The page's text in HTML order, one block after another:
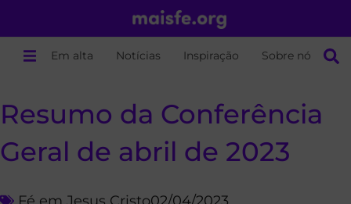
Em alta Notícias Inspiração Sobre nós
Resumo da Conferência
Geral de abril de 2023
Fé em Jesus Cristo02/04/2023